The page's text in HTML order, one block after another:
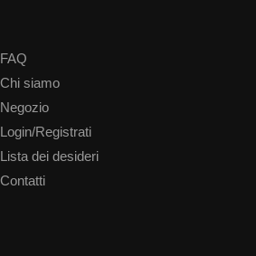
FAQ
Chi siamo
Negozio
Login/Registrati
Lista dei desideri
Contatti